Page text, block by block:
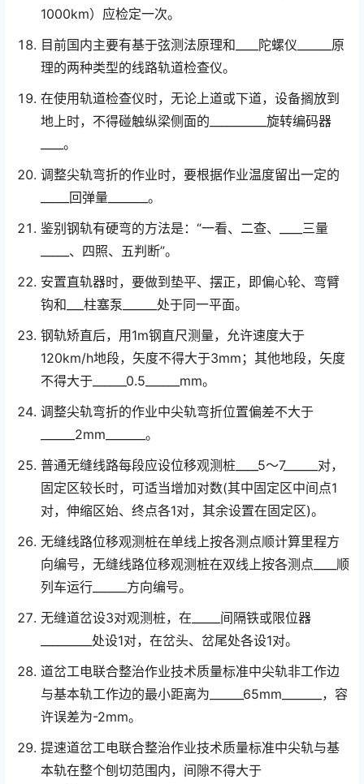
1000km）应检定一次。
目前国内主要有基于弦测法原理和____陀螺仪______原
理的两种类型的线路轨道检查仪。
在使用轨道检查仪时，无论上道或下道，设备搁放到
地上时，不得碰触纵梁侧面的__________旋转编码器
____。
调整尖轨弯折的作业时，要根据作业温度留出一定的
_____回弹量_______。
鉴别钢轨有硬弯的方法是：“一看、二查、____三量
_____、四照、五判断”。
安置直轨器时，要做到垫平、摆正，即偏心轮、弯臂
钩和___柱塞泵______处于同一平面。
钢轨矫直后，用1m钢直尺测量，允许速度大于
120km/h地段，矢度不得大于3mm；其他地段，矢度
不得大于______0.5______mm。
调整尖轨弯折的作业中尖轨弯折位置偏差不大于
______2mm_______。
普通无缝线路每段应设位移观测桩____5～7______对，
固定区较长时，可适当增加对数(其中固定区中间点1
对，伸缩区始、终点各1对，其余设置在固定区)。
无缝线路位移观测桩在单线上按各测点顺计算里程方
向编号，无缝线路位移观测桩在双线上按各测点____顺
列车运行______方向编号。
无缝道岔设3对观测桩，在_____间隔铁或限位器
_________处设1对，在岔头、岔尾处各设1对。
道岔工电联合整治作业技术质量标准中尖轨非工作边
与基本轨工作边的最小距离为______65mm_______，容
许误差为-2mm。
提速道岔工电联合整治作业技术质量标准中尖轨与基
本轨在整个刨切范围内，间隙不得大于